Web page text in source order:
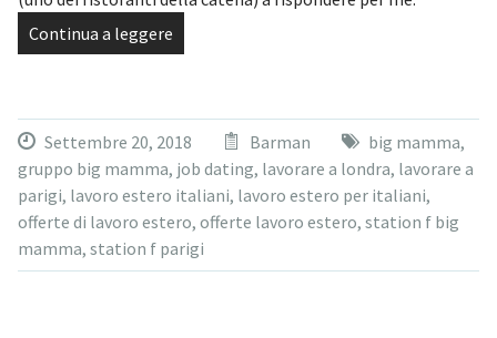
Continua a leggere
Settembre 20, 2018 Barman big mamma,
gruppo big mamma, job dating, lavorare a londra, lavorare a
parigi, lavoro estero italiani, lavoro estero per italiani,
offerte di lavoro estero, offerte lavoro estero, station f big
mamma, station f parigi